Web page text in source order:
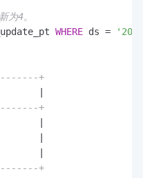
为4。
WHERE ds = '2019'
+
+
+